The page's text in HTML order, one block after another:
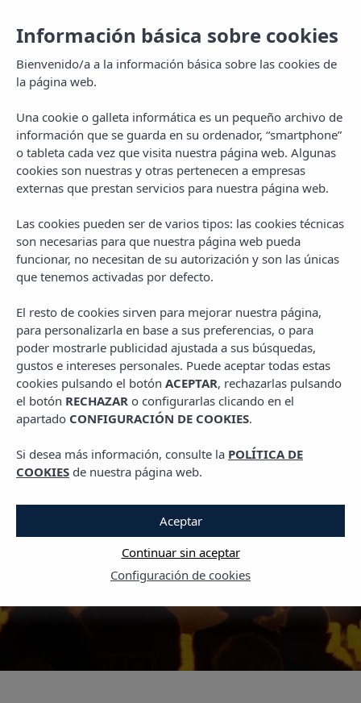
MENU
PLANES EN IBIZA
Candlelight Ibiza: una
noche mágica con Queen
y Coldplay bajo la luz de
las velas
14 NOVIEMBRE, 2025
Información básica sobre cookies
Bienvenido/a a la información básica sobre las cookies de
la página web.
Una cookie o galleta informática es un pequeño archivo de
información que se guarda en su ordenador, “smartphone”
o tableta cada vez que visita nuestra página web. Algunas
cookies son nuestras y otras pertenecen a empresas
externas que prestan servicios para nuestra página web.
Las cookies pueden ser de varios tipos: las cookies técnicas
son necesarias para que nuestra página web pueda
funcionar, no necesitan de su autorización y son las únicas
que tenemos activadas por defecto.
El resto de cookies sirven para mejorar nuestra página,
para personalizarla en base a sus preferencias, o para
poder mostrarle publicidad ajustada a sus búsquedas,
gustos e intereses personales. Puede aceptar todas estas
cookies pulsando el botón ACEPTAR, rechazarlas pulsando
el botón RECHAZAR o configurarlas clicando en el
apartado CONFIGURACIÓN DE COOKIES.
Si desea más información, consulte la POLÍTICA DE
COOKIES de nuestra página web.
Configuración de cookies
Continuar sin aceptar
Aceptar